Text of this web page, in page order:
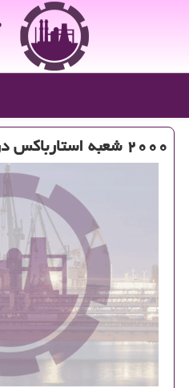
۲۰۰۰ شعبه استارباكس در چین تعطیل شد